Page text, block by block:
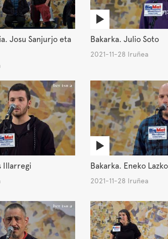
Josu Sanjurjo eta
Bakarka. Julio Soto
2021-11-28 Iruñea
Illarregi Bakarka. Eneko
2021-11-28 Iruñea